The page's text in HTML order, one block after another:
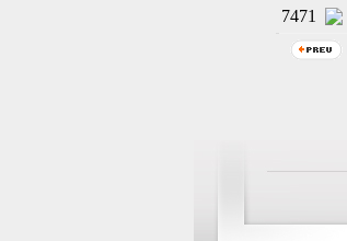
7471